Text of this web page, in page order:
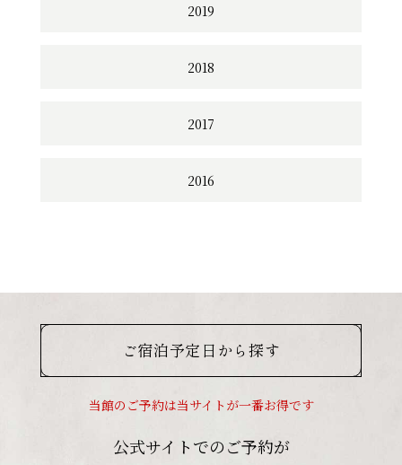
2019
2018
2017
2016
ご宿泊予定日から探す
当館のご予約は当サイトが一番お得です
公式サイトでのご予約が